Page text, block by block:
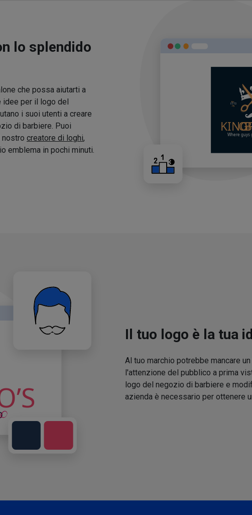
lo splendido
che possa aiutarti a
idee per il logo del
i suoi utenti a creare
di barbiere. Puoi
creatore di loghi,
emblema in pochi minuti.
Il tuo logo è la tua
Al tuo marchio potrebbe mancare
l'attenzione del pubblico a prima
logo del negozio di barbiere e
azienda è necessario per ottenere